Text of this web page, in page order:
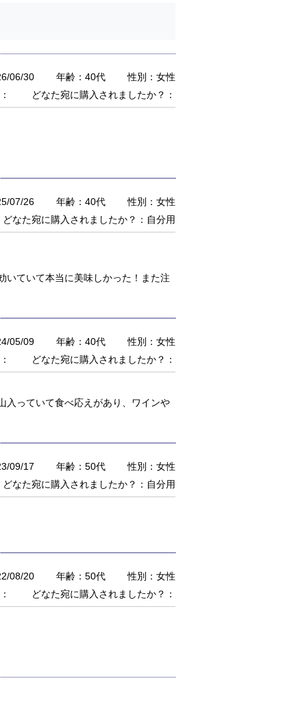
06/30 年齢：40代
性別：女性
どなた宛に購入されましたか？：
07/26 年齢：40代
性別：女性
どなた宛に購入されましたか？：自分用
ていて本当に美味しかった！また注
05/09 年齢：40代
性別：女性
どなた宛に購入されましたか？：
入っていて食べ応えがあり、ワインや
09/17 年齢：50代
性別：女性
どなた宛に購入されましたか？：自分用
08/20 年齢：50代
性別：女性
どなた宛に購入されましたか？：